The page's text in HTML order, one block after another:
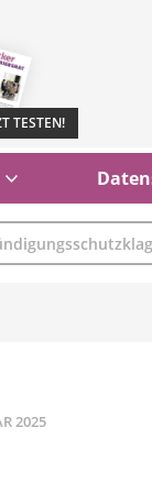
TESTEN!
2025